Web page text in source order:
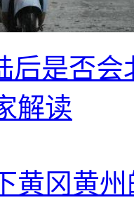
后是否
解读
黄冈黄